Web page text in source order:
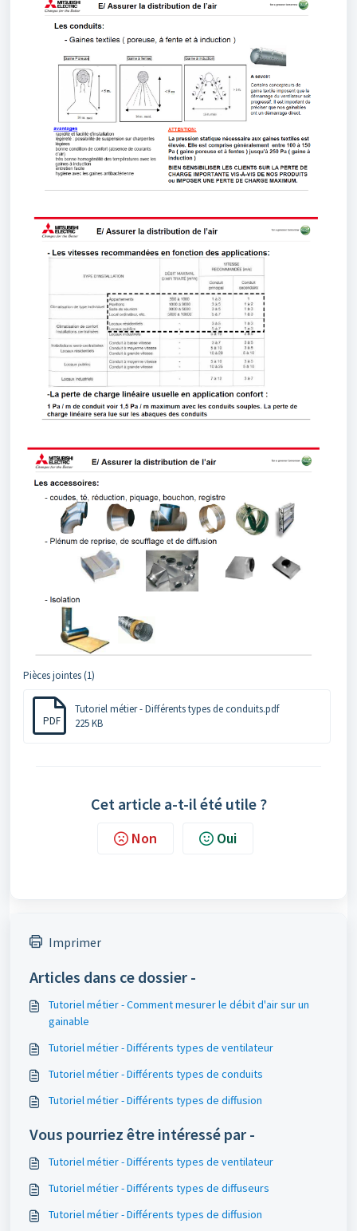
Pièces jointes (1)
PDF
Tutoriel métier - Différents types de conduits.pdf
225 KB
Cet article a-t-il été utile ?
Non Oui
Imprimer
Articles dans ce dossier -
Tutoriel métier - Comment mesurer le débit d'air sur un
gainable
Tutoriel métier - Différents types de ventilateur
Tutoriel métier - Différents types de conduits
Tutoriel métier - Différents types de diffusion
Vous pourriez être intéressé par -
Tutoriel métier - Différents types de ventilateur
Tutoriel métier - Différents types de diffuseurs
Tutoriel métier - Différents types de diffusion